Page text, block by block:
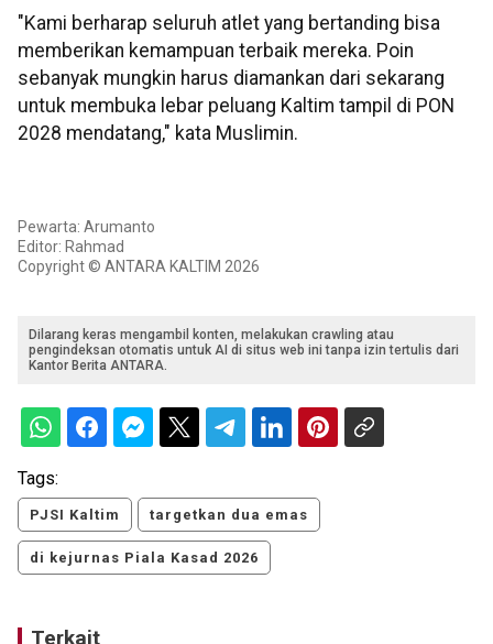
"Kami berharap seluruh atlet yang bertanding bisa
memberikan kemampuan terbaik mereka. Poin
sebanyak mungkin harus diamankan dari sekarang
untuk membuka lebar peluang Kaltim tampil di PON
2028 mendatang," kata Muslimin.
Pewarta: Arumanto
Editor: Rahmad
Copyright © ANTARA KALTIM 2026
Dilarang keras mengambil konten, melakukan crawling atau
pengindeksan otomatis untuk AI di situs web ini tanpa izin tertulis dari
Kantor Berita ANTARA.
Tags:
PJSI Kaltim targetkan dua emas
di kejurnas Piala Kasad 2026
Terkait